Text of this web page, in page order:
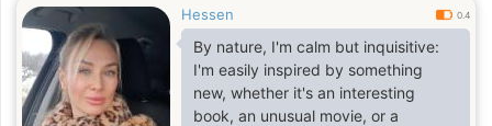
Hessen 0.4
By nature, I'm calm but inquisitive:
I'm easily inspired by something
new, whether it's an interesting
book, an unusual movie, or a